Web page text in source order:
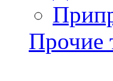
Прочие